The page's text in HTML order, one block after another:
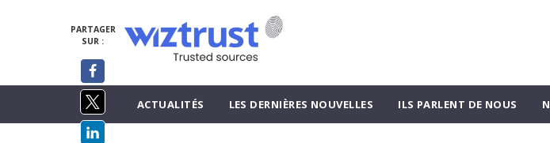
ACTUALITÉS LES DERNIÈRES NOUVELLES ILS PARLENT DE NOUS
PARTAGER
SUR :